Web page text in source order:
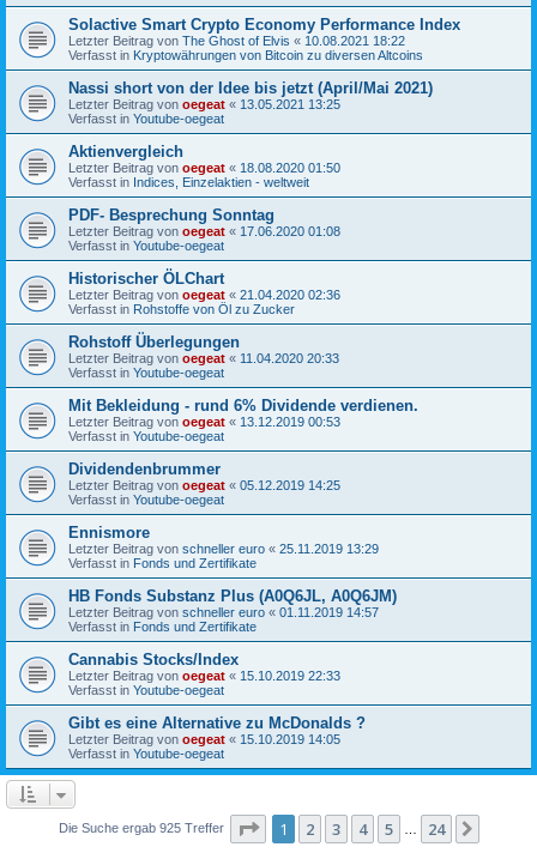
Solactive Smart Crypto Economy Performance Index
Letzter Beitrag von The Ghost of Elvis « 10.08.2021 18:22
Verfasst in Kryptowährungen von Bitcoin zu diversen Altcoins
Nassi short von der Idee bis jetzt (April/Mai 2021)
Letzter Beitrag von oegeat « 13.05.2021 13:25
Verfasst in Youtube-oegeat
Aktienvergleich
Letzter Beitrag von oegeat « 18.08.2020 01:50
Verfasst in Indices, Einzelaktien - weltweit
PDF- Besprechung Sonntag
Letzter Beitrag von oegeat « 17.06.2020 01:08
Verfasst in Youtube-oegeat
Historischer ÖLChart
Letzter Beitrag von oegeat « 21.04.2020 02:36
Verfasst in Rohstoffe von Öl zu Zucker
Rohstoff Überlegungen
Letzter Beitrag von oegeat « 11.04.2020 20:33
Verfasst in Youtube-oegeat
Mit Bekleidung - rund 6% Dividende verdienen.
Letzter Beitrag von oegeat « 13.12.2019 00:53
Verfasst in Youtube-oegeat
Dividendenbrummer
Letzter Beitrag von oegeat « 05.12.2019 14:25
Verfasst in Youtube-oegeat
Ennismore
Letzter Beitrag von schneller euro « 25.11.2019 13:29
Verfasst in Fonds und Zertifikate
HB Fonds Substanz Plus (A0Q6JL, A0Q6JM)
Letzter Beitrag von schneller euro « 01.11.2019 14:57
Verfasst in Fonds und Zertifikate
Cannabis Stocks/Index
Letzter Beitrag von oegeat « 15.10.2019 22:33
Verfasst in Youtube-oegeat
Gibt es eine Alternative zu McDonalds ?
Letzter Beitrag von oegeat « 15.10.2019 14:05
Verfasst in Youtube-oegeat
Die Suche ergab 925 Treffer Seite 1von 24
1 2 3 4 5 24